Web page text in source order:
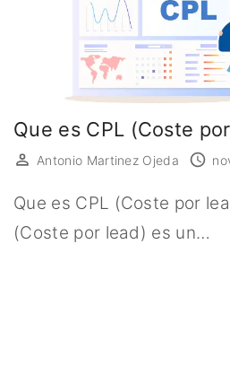
Que es CPL (Coste
Antonio Martinez Ojeda
Que es CPL (Coste por
(Coste por lead) es un…